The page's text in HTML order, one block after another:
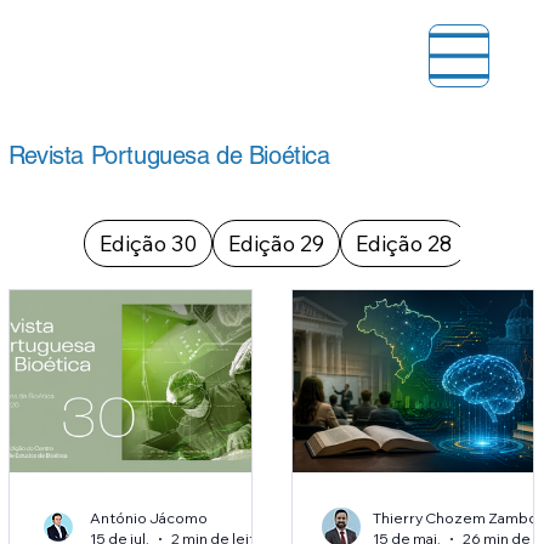
Revista Portuguesa de Bioética
Edição 30 Edição 29 Edição 28
António Jácomo
15 de jul.
2 min de leitura 15 de mai.